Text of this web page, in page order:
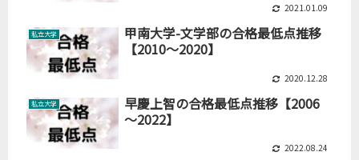
2021.01.09
私立大学
甲南大学-文学部の合格最低点推移
【2010～2020】
2020.12.28
私立大学
早慶上智の合格最低点推移【2006
～2022】
2022.08.24